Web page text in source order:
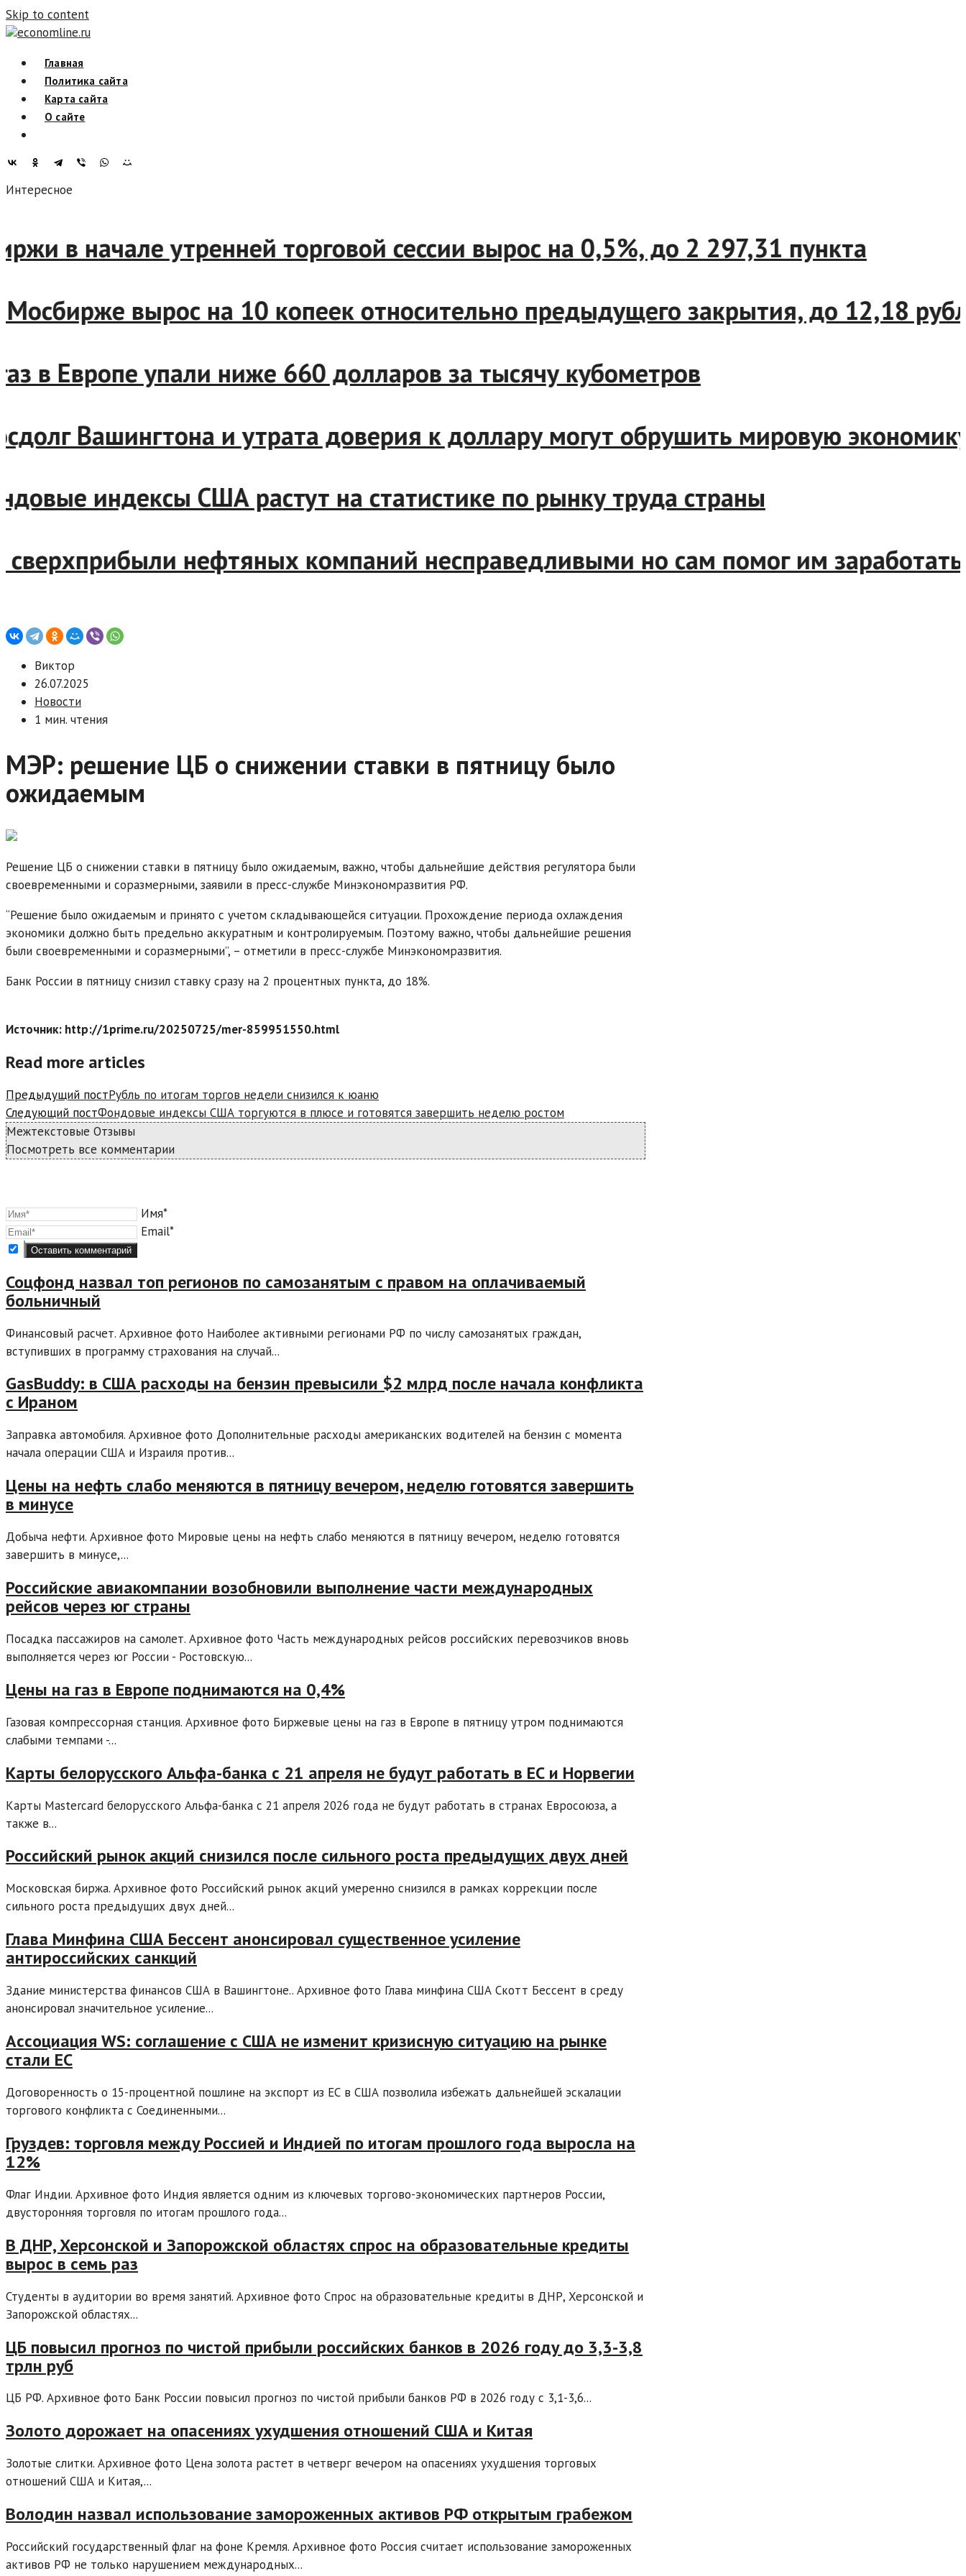
Skip to content
economline.ru
Главная
Политика сайта
Карта сайта
О сайте
Интересное
в начале утренней торговой сессии вырос на 0,5%, до 2 297,31 пункта
Мосбирже вырос на 10 копеек относительно предыдущего закрытия, до 12,18
газ в Европе упали ниже 660 долларов за тысячу кубометров
Вашингтона и утрата доверия к доллару могут обрушить мировую
индексы США растут на статистике по рынку труда страны
сверхприбыли нефтяных компаний несправедливыми но сам помог им
Виктор
26.07.2025
Новости
1 мин. чтения
МЭР: решение ЦБ о снижении ставки в пятницу было
ожидаемым
Решение ЦБ о снижении ставки в пятницу было ожидаемым, важно, чтобы дальнейшие действия регулятора были
своевременными и соразмерными, заявили в пресс-службе Минэкономразвития РФ.
“Решение было ожидаемым и принято с учетом складывающейся ситуации. Прохождение периода охлаждения
экономики должно быть предельно аккуратным и контролируемым. Поэтому важно, чтобы дальнейшие решения
были своевременными и соразмерными”, – отметили в пресс-службе Минэкономразвития.
Банк России в пятницу снизил ставку сразу на 2 процентных пункта, до 18%.
Источник: http://1prime.ru/20250725/mer-859951550.html
Read more articles
Предыдущий постРубль по итогам торгов недели снизился к юаню
Следующий постФондовые индексы США торгуются в плюсе и готовятся завершить неделю ростом
Межтекстовые Отзывы
Посмотреть все комментарии
Имя*
Email*
Соцфонд назвал топ регионов по самозанятым с правом на оплачиваемый
больничный
Финансовый расчет. Архивное фото Наиболее активными регионами РФ по числу самозанятых граждан,
вступивших в программу страхования на случай...
GasBuddy: в США расходы на бензин превысили $2 млрд после начала конфликта
с Ираном
Заправка автомобиля. Архивное фото Дополнительные расходы американских водителей на бензин с момента
начала операции США и Израиля против...
Цены на нефть слабо меняются в пятницу вечером, неделю готовятся завершить
в минусе
Добыча нефти. Архивное фото Мировые цены на нефть слабо меняются в пятницу вечером, неделю готовятся
завершить в минусе,...
Российские авиакомпании возобновили выполнение части международных
рейсов через юг страны
Посадка пассажиров на самолет. Архивное фото Часть международных рейсов российских перевозчиков вновь
выполняется через юг России - Ростовскую...
Цены на газ в Европе поднимаются на 0,4%
Газовая компрессорная станция. Архивное фото Биржевые цены на газ в Европе в пятницу утром поднимаются
слабыми темпами -...
Карты белорусского Альфа-банка с 21 апреля не будут работать в ЕС и Норвегии
Карты Mastercard белорусского Альфа-банка с 21 апреля 2026 года не будут работать в странах Евросоюза, а
также в...
Российский рынок акций снизился после сильного роста предыдущих двух дней
Московская биржа. Архивное фото Российский рынок акций умеренно снизился в рамках коррекции после
сильного роста предыдущих двух дней...
Глава Минфина США Бессент анонсировал существенное усиление
антироссийских санкций
Здание министерства финансов США в Вашингтоне.. Архивное фото Глава минфина США Скотт Бессент в среду
анонсировал значительное усиление...
Ассоциация WS: соглашение с США не изменит кризисную ситуацию на рынке
стали ЕС
Договоренность о 15-процентной пошлине на экспорт из ЕС в США позволила избежать дальнейшей эскалации
торгового конфликта с Соединенными...
Груздев: торговля между Россией и Индией по итогам прошлого года выросла на
12%
Флаг Индии. Архивное фото Индия является одним из ключевых торгово-экономических партнеров России,
двусторонняя торговля по итогам прошлого года...
В ДНР, Херсонской и Запорожской областях спрос на образовательные кредиты
вырос в семь раз
Студенты в аудитории во время занятий. Архивное фото Спрос на образовательные кредиты в ДНР, Херсонской и
Запорожской областях...
ЦБ повысил прогноз по чистой прибыли российских банков в 2026 году до 3,3-3,8
трлн руб
ЦБ РФ. Архивное фото Банк России повысил прогноз по чистой прибыли банков РФ в 2026 году с 3,1-3,6...
Золото дорожает на опасениях ухудшения отношений США и Китая
Золотые слитки. Архивное фото Цена золота растет в четверг вечером на опасениях ухудшения торговых
отношений США и Китая,...
Володин назвал использование замороженных активов РФ открытым грабежом
Российский государственный флаг на фоне Кремля. Архивное фото Россия считает использование замороженных
активов РФ не только нарушением международных...